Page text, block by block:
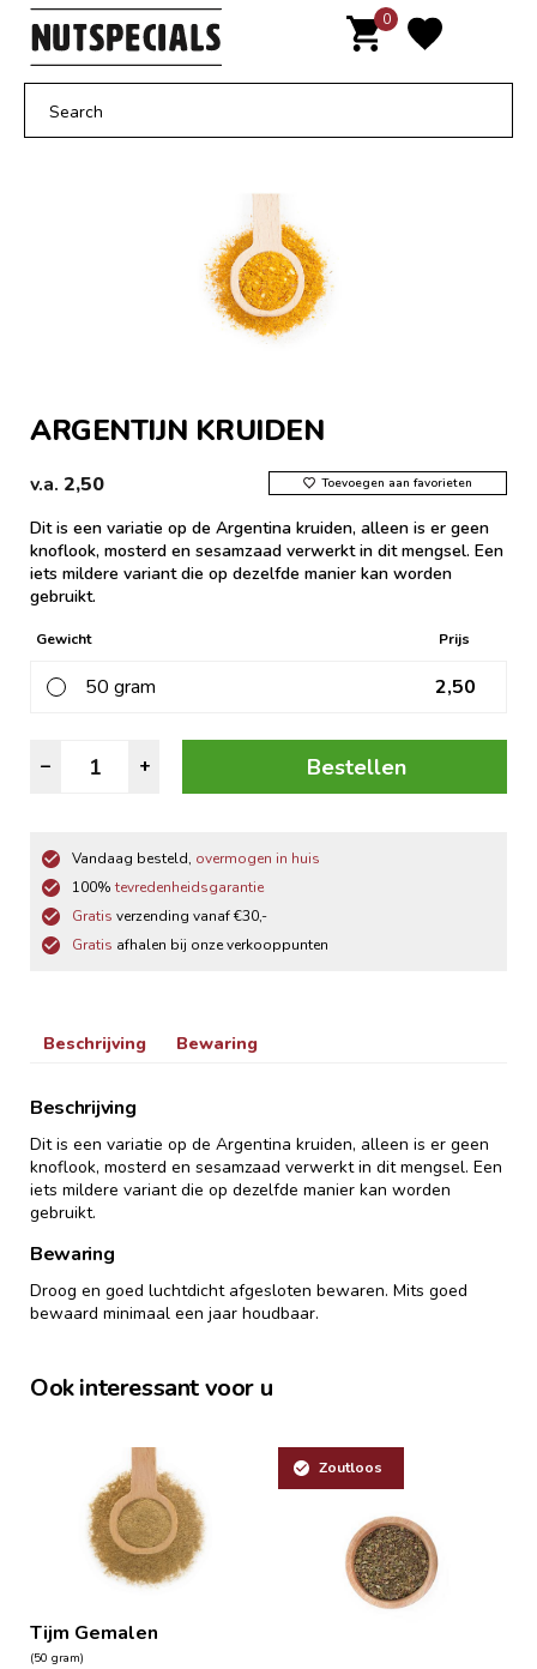
Door
naar
inhoud
0
ARGENTIJN KRUIDEN
v.a. 2,50 Toevoegen aan favorieten
Dit is een variatie op de Argentina kruiden, alleen is er geen
knoflook, mosterd en sesamzaad verwerkt in dit mengsel. Een
iets mildere variant die op dezelfde manier kan worden
gebruikt.
Gewicht Prijs
50 gram 2,50
–
Argentijn
Kruiden
+ Bestellen
Vandaag besteld, overmogen in huis
100% tevredenheidsgarantie
Gratis verzending vanaf €30,-
Gratis afhalen bij onze verkooppunten
Beschrijving Bewaring
Beschrijving
Dit is een variatie op de Argentina kruiden, alleen is er geen
knoflook, mosterd en sesamzaad verwerkt in dit mengsel. Een
iets mildere variant die op dezelfde manier kan worden
gebruikt.
Bewaring
Droog en goed luchtdicht afgesloten bewaren. Mits goed
bewaard minimaal een jaar houdbaar.
Ook interessant voor u
Tijm Gemalen
(50 gram)
Zoutloos